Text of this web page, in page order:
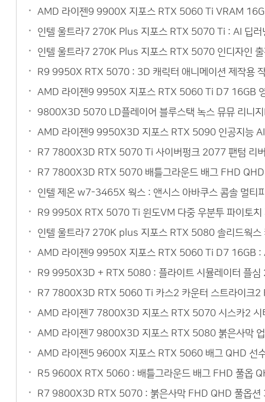
AMD 라이젠9 9900X 지포스 RTX 5060 Ti VRAM
인텔 울트라7 270K Plus 지포스 RTX 5070 Ti : AI 딥러
인텔 울트라7 270K Plus 지포스 RTX 5070 인디자인
R9 9950X RTX 5070 : 3D 캐릭터 애니메이션 제작용
AMD 라이젠9 9950X 지포스 RTX 5060 Ti D7 16GB
9800X3D 5070 LD플레이어 블루스택 녹스 뮤뮤 리니
AMD 라이젠9 9950X3D 지포스 RTX 5090 인공지능 AI
R7 7800X3D RTX 5070 Ti 사이버펑크 2077 팬텀 리
R7 7800X3D RTX 5070 배틀그라운드 배그 FHD QHD
인텔 제온 w7-3465X 웍스 : 앤시스 아바쿠스 콤솔 멀티
R9 9950X RTX 5070 Ti 윈도VM 다중 우분투 파이토치
인텔 울트라7 270K plus 지포스 RTX 5080 솔리드웍스
AMD 라이젠9 9950X 지포스 RTX 5060 Ti D7 16GB :
R9 9950X3D + RTX 5080 : 플라이트 시뮬레이터 플
R7 7800X3D RTX 5060 Ti 카스2 카운터 스트라이크2
AMD 라이젠7 7800X3D 지포스 RTX 5070 시스카2 시
AMD 라이젠7 9800X3D 지포스 RTX 5080 붉은사막
AMD 라이젠5 9600X 지포스 RTX 5060 배그 QHD 선
R5 9600X RTX 5060 : 배틀그라운드 배그 FHD 풀옵
R7 9800X3D RTX 5070 : 붉은사막 FHD QHD 풀옵션